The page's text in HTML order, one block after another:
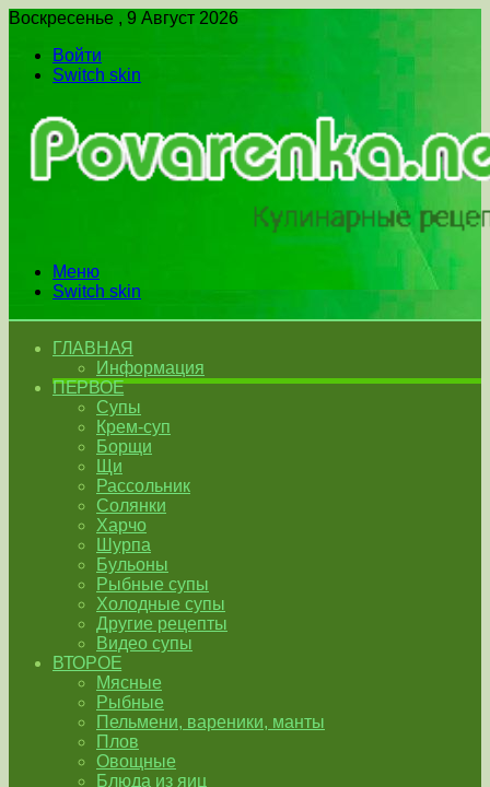
Воскресенье , 9 Август 2026
Войти
Switch skin
Меню
Switch skin
ГЛАВНАЯ
Информация
ПЕРВОЕ
Супы
Крем-суп
Борщи
Щи
Рассольник
Солянки
Харчо
Шурпа
Бульоны
Рыбные супы
Холодные супы
Другие рецепты
Видео супы
ВТОРОЕ
Мясные
Рыбные
Пельмени, вареники, манты
Плов
Овощные
Блюда из яиц